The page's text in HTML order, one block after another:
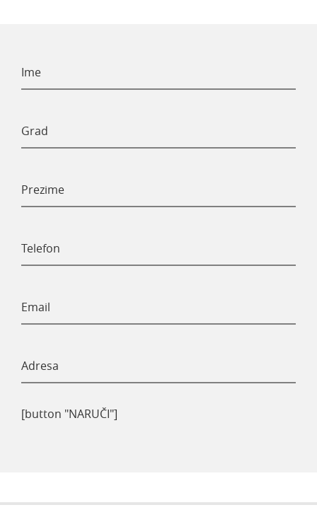
[button "NARUČI"]